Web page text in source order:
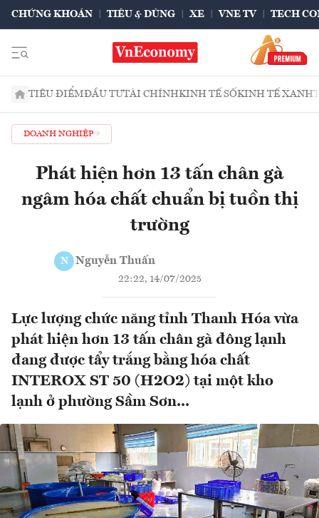
CHỨNG KHOÁN TIÊU & DÙNG XE VNE TV TECH
TIÊU ĐIỂMĐẦU TƯTÀI CHÍNHKINH TẾ SỐKINH TẾ XANH
DOANH NGHIỆP
Phát hiện hơn 13 tấn chân gà
ngâm hóa chất chuẩn bị tuồn thị
trường
N Nguyễn Thuấn
22:22, 14/07/2025
Lực lượng chức năng tỉnh Thanh Hóa vừa
phát hiện hơn 13 tấn chân gà đông lạnh
đang được tẩy trắng bằng hóa chất
INTEROX ST 50 (H2O2) tại một kho
lạnh ở phường Sầm Sơn...